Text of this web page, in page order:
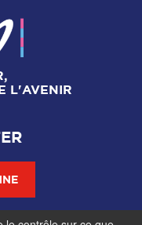
L'AVENIR